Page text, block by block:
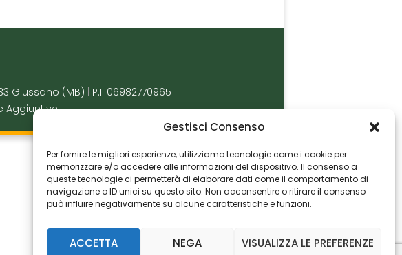
Gestisci Consenso
Per fornire le migliori esperienze, utilizziamo tecnologie come i cookie per
memorizzare e/o accedere alle informazioni del dispositivo. Il consenso a
queste tecnologie ci permetterà di elaborare dati come il comportamento di
navigazione o ID unici su questo sito. Non acconsentire o ritirare il consenso
può influire negativamente su alcune caratteristiche e funzioni.
ACCETTA NEGA VISUALIZZA LE PREFERENZE
Giussano (MB)
P.I. 06982770965
Aggiuntive